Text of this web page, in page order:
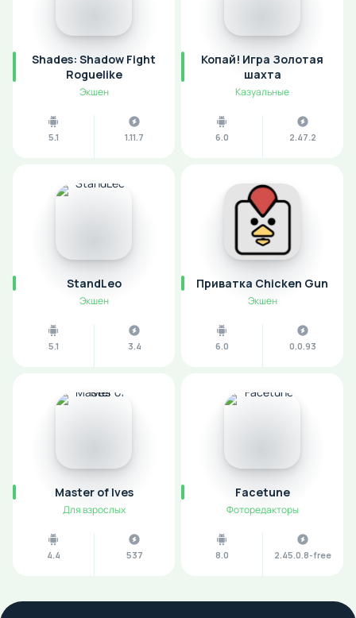
Shades: Shadow Fight
Roguelike
Экшен
5.1 1.11.7
Копай! Игра Золотая
шахта
Казуальные
6.0 2.47.2
StandLeo
Экшен
5.1 3.4
Приватка Chicken Gun
Экшен
6.0 0.0.93
Master of Ives
Для взрослых
4.4 537
Facetune
Фоторедакторы
8.0 2.45.0.8-free